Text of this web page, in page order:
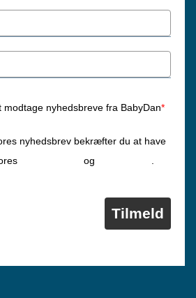
modtage nyhedsbreve fra BabyDan*
nyhedsbrev bekræfter du at have
og
Tilmeld